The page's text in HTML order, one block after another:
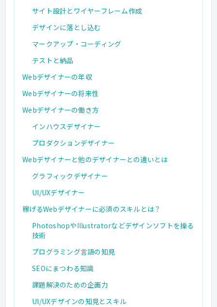
サイト設計とワイヤーフレーム作成
デザインに落とし込む
マークアップ・コーディング
テストと納品
Webデザイナーの年収
Webデザイナーの将来性
Webデザイナーの働き方
インハウスデザイナー
プロダクションデザイナー
Webデザイナーと他のデザイナーとの違いとは
グラフィックデザイナー
UI/UXデザイナー
稼げるWebデザイナーに必須のスキルとは？
PhotoshopやIllustratorなどデザインソフトを操る
技術
プログラミング言語の知見
SEOにまつわる知識
課題解決のための企画力
UI/UXデザインの知見とスキル